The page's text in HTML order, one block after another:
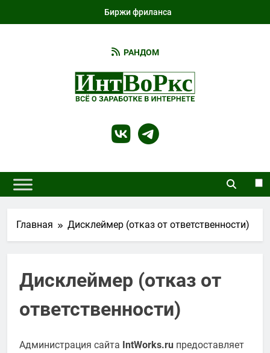
Биржи фриланса
IntWorks
Не Только…
РАНДОМ
Главная Дисклеймер (отказ от ответственности)
Дисклеймер (отказ от
ответственности)
Администрация сайта IntWorks.ru предоставляет